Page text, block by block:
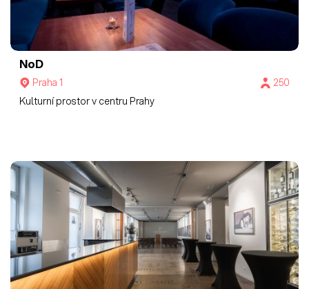
NoD
Praha 1
250
Kulturní prostor v centru Prahy